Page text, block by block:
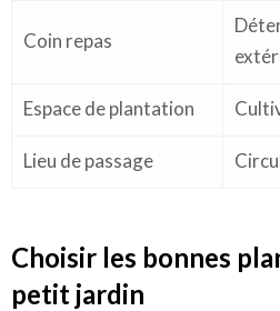
Coin repas
Espace de plantation
Lieu de passage
Choisir les bonnes
petit jardin